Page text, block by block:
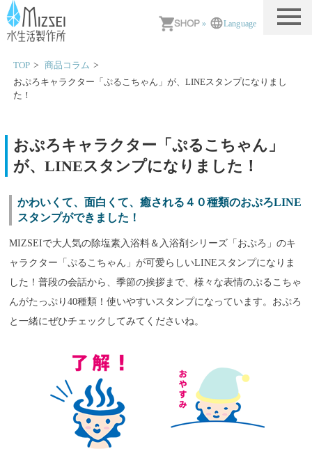
» Language
TOP
商品コラム
おぷろキャラクター「ぷるこちゃん」が、LINEスタンプになりまし
た！
おぷろキャラクター「ぷるこちゃん」
が、LINEスタンプになりました！
かわいくて、面白くて、癒される４０種類のおぷろLINE
スタンプができました！
MIZSEIで大人気の除塩素入浴料＆入浴剤シリーズ「おぷろ」のキ
ャラクター「ぷるこちゃん」が可愛らしいLINEスタンプになりま
した！普段の会話から、季節の挨拶まで、様々な表情のぷるこちゃ
んがたっぷり40種類！使いやすいスタンプになっています。おぷろ
と一緒にぜひチェックしてみてくださいね。